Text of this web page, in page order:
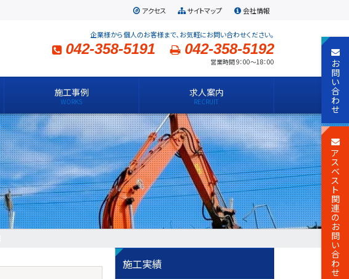
アクセス サイトマップ 会社情報
企業様から個人のお客様まで、お気軽にお問い合わせください。
042-358-5191 042-358-5192
営業時間 9：00～18：00
施工事例 求人案内
施工実績
お
問
い
合
わ
せ
ア
ス
ベ
ス
ト
関
連
の
お
問
い
合
わ
せ